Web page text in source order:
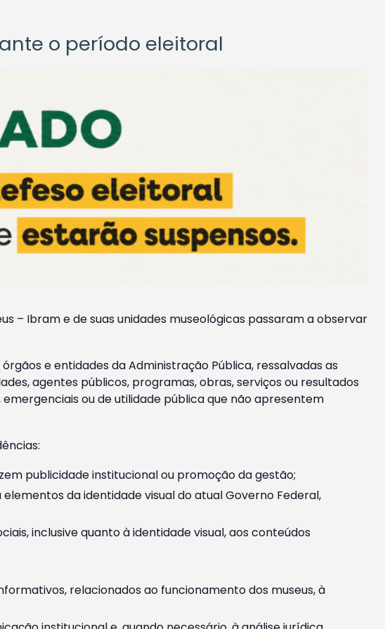
o período eleitoral
– Ibram e de suas unidades museológicas passaram a observar
e entidades da Administração Pública, ressalvadas as
agentes públicos, programas, obras, serviços ou resultados
ou de utilidade pública que não apresentem
publicidade institucional ou promoção da gestão;
da identidade visual do atual Governo Federal,
inclusive quanto à identidade visual, aos conteúdos
relacionados ao funcionamento dos museus, à